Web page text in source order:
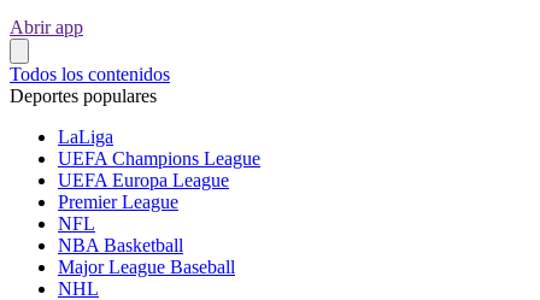
Abrir app
Todos los contenidos
Deportes populares
LaLiga
UEFA Champions League
UEFA Europa League
Premier League
NFL
NBA Basketball
Major League Baseball
NHL